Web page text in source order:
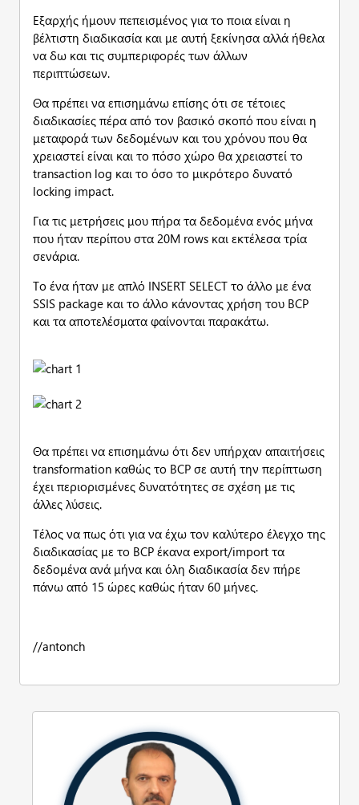
Εξαρχής ήμουν πεπεισμένος για το ποια είναι η
βέλτιστη διαδικασία και με αυτή ξεκίνησα αλλά ήθελα
να δω και τις συμπεριφορές των άλλων
περιπτώσεων.
Θα πρέπει να επισημάνω επίσης ότι σε τέτοιες
διαδικασίες πέρα από τον βασικό σκοπό που είναι η
μεταφορά των δεδομένων και του χρόνου που θα
χρειαστεί είναι και το πόσο χώρο θα χρειαστεί το
transaction log και το όσο το μικρότερο δυνατό
locking impact.
Για τις μετρήσεις μου πήρα τα δεδομένα ενός μήνα
που ήταν περίπου στα 20Μ rows και εκτέλεσα τρία
σενάρια.
Το ένα ήταν με απλό INSERT SELECT το άλλο με ένα
SSIS package και το άλλο κάνοντας χρήση του BCP
και τα αποτελέσματα φαίνονται παρακάτω.
Θα πρέπει να επισημάνω ότι δεν υπήρχαν απαιτήσεις
transformation καθώς το BCP σε αυτή την περίπτωση
έχει περιορισμένες δυνατότητες σε σχέση με τις
άλλες λύσεις.
Τέλος να πως ότι για να έχω τον καλύτερο έλεγχο της
διαδικασίας με το BCP έκανα export/import τα
δεδομένα ανά μήνα και όλη διαδικασία δεν πήρε
πάνω από 15 ώρες καθώς ήταν 60 μήνες.
//antonch